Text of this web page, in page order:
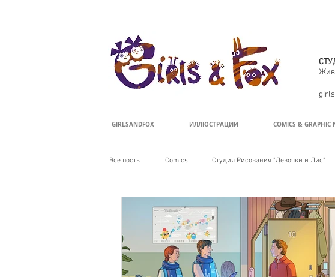
ДЕВОЧКИ И ЛИС
GIRLSANDFOX ИЛЛЮСТРАЦИИ COMICS & GRAPHIC
Все посты Comics Студия Рисования "Девочки и Лис"